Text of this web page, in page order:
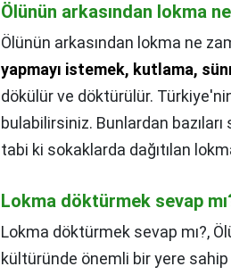
Ölünün arkasından lokma
Ölünün arkasından lokma ne
yapmayı istemek, kutlama,
dökülür ve döktürülür.
bulabilirsiniz. Bunlardan
tabi ki sokaklarda dağıtılan
Lokma döktürmek sevap
Lokma döktürmek sevap mı?,
kültüründe önemli bir yere